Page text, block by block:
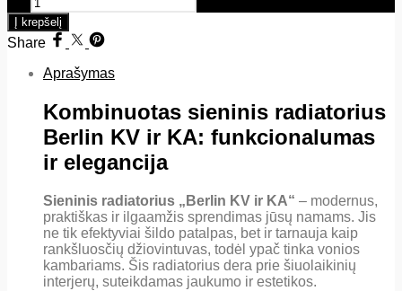
Į krepšelį
Share
Aprašymas
Kombinuotas sieninis radiatorius
Berlin KV ir KA: funkcionalumas
ir elegancija
Sieninis radiatorius „Berlin KV ir KA“ – modernus,
praktiškas ir ilgaamžis sprendimas jūsų namams. Jis
ne tik efektyviai šildo patalpas, bet ir tarnauja kaip
rankšluosčių džiovintuvas, todėl ypač tinka vonios
kambariams. Šis radiatorius dera prie šiuolaikinių
interjerų, suteikdamas jaukumo ir estetikos.